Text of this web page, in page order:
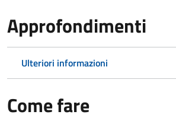
Approfondimenti
Ulteriori informazioni
Come fare